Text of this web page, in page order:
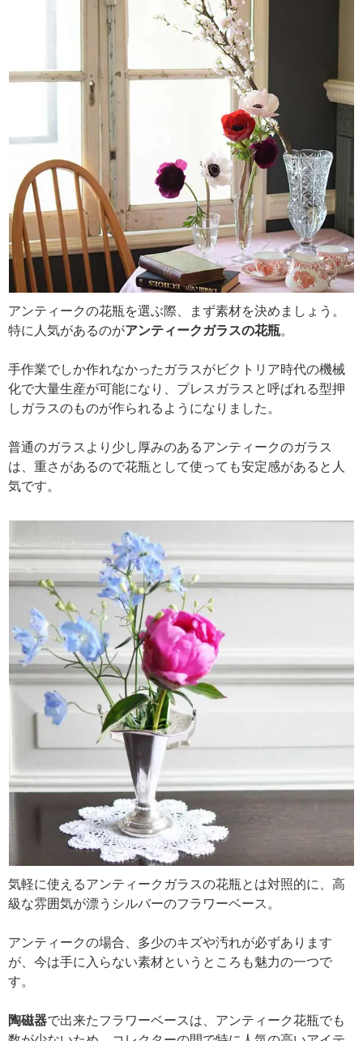
アンティークの花瓶を選ぶ際、まず素材を決めましょう。
特に人気があるのがアンティークガラスの花瓶。
手作業でしか作れなかったガラスがビクトリア時代の機械
化で大量生産が可能になり、プレスガラスと呼ばれる型押
しガラスのものが作られるようになりました。
普通のガラスより少し厚みのあるアンティークのガラス
は、重さがあるので花瓶として使っても安定感があると人
気です。
気軽に使えるアンティークガラスの花瓶とは対照的に、高
級な雰囲気が漂うシルバーのフラワーベース。
アンティークの場合、多少のキズや汚れが必ずあります
が、今は手に入らない素材というところも魅力の一つで
す。
陶磁器で出来たフラワーベースは、アンティーク花瓶でも